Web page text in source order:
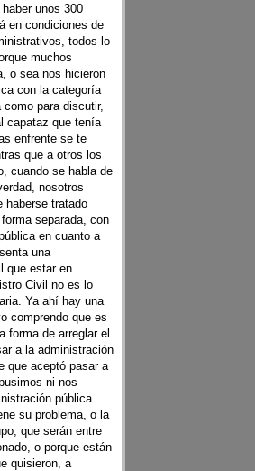
unos 300
en condiciones de
todos lo
muchos
o sea nos hicieron
con la categoría
para discutir,
capataz que tenía
enfrente se te
que a otros los
cuando se habla de
nosotros
haberse tratado
separada, con
en cuanto a
una
que estar en
Civil no es lo
Ya ahí hay una
comprendo que es
forma de arreglar el
a la administración
que aceptó pasar a
ni nos
pública
su problema, o la
que serán entre
o porque están
quisieron, a